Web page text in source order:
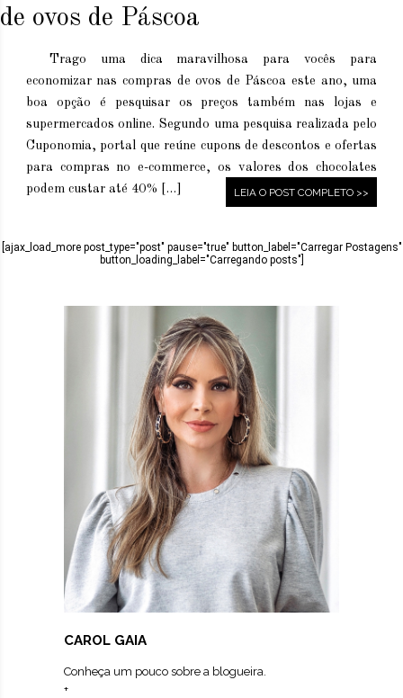
de ovos de Páscoa
Trago uma dica maravilhosa para vocês para
economizar nas compras de ovos de Páscoa este ano, uma
boa opção é pesquisar os preços também nas lojas e
supermercados online. Segundo uma pesquisa realizada pelo
Cuponomia, portal que reúne cupons de descontos e ofertas
para compras no e-commerce, os valores dos chocolates
podem custar até 40% […]
LEIA O POST COMPLETO >>
[ajax_load_more post_type="post" pause="true" button_label="Carregar Postagens"
button_loading_label="Carregando posts"]
CAROL GAIA
Conheça um pouco sobre a blogueira.
+